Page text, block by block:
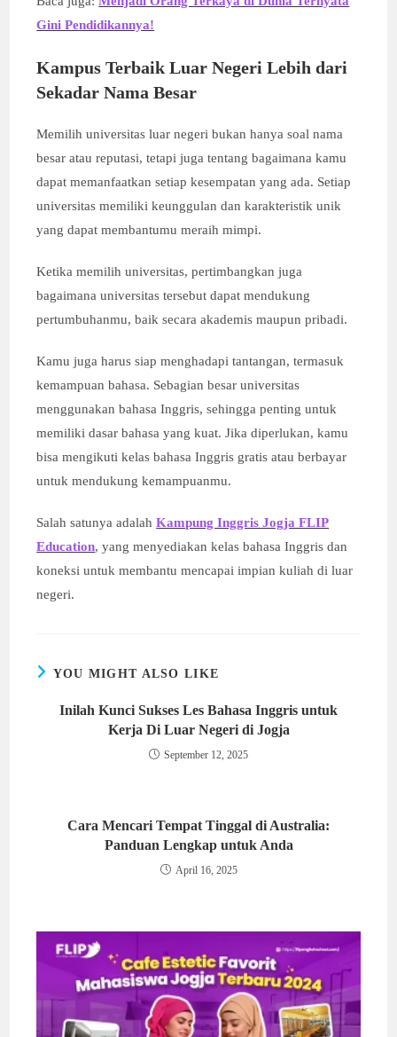
Gini Pendidikannya!
Kampus Terbaik Luar NegeriLebih dari
Sekadar Nama Besar
Memilih universitas luar negeri bukan hanya soal nama
besar atau reputasi, tetapi juga tentang bagaimana kamu
dapat memanfaatkan setiap kesempatan yang ada. Setiap
universitas memiliki keunggulan dan karakteristik unik
yang dapat membantumu meraih mimpi.
Ketika memilih universitas, pertimbangkan juga
bagaimana universitas tersebut dapat mendukung
pertumbuhanmu, baik secara akademis maupun pribadi.
Kamu juga harus siap menghadapi tantangan, termasuk
kemampuan bahasa. Sebagian besar universitas
menggunakan bahasa Inggris, sehingga penting untuk
memiliki dasar bahasa yang kuat. Jika diperlukan, kamu
bisa mengikuti kelas bahasa Inggris gratis atau berbayar
untuk mendukung kemampuanmu.
Salah satunya adalahKampung Inggris Jogja FLIP
Education, yang menyediakan kelas bahasa Inggris dan
koneksi untuk membantu mencapai impian kuliah di luar
negeri.
YOU MIGHT ALSO LIKE
Inilah Kunci Sukses Les Bahasa Inggris untuk
Kerja Di Luar Negeri di Jogja
September 12, 2025
Cara Mencari Tempat Tinggal di Australia:
Panduan Lengkap untuk Anda
April 16, 2025